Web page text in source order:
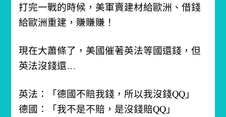
打完一戰的時候，美軍賣建材給歐洲、借錢
給歐洲重建，賺賺賺！
現在大蕭條了，美國催著英法等國還錢，但
英法沒錢還…
英法：「德國不賠我錢，所以我沒錢QQ」
德國：「我不是不賠，是沒錢賠QQ」